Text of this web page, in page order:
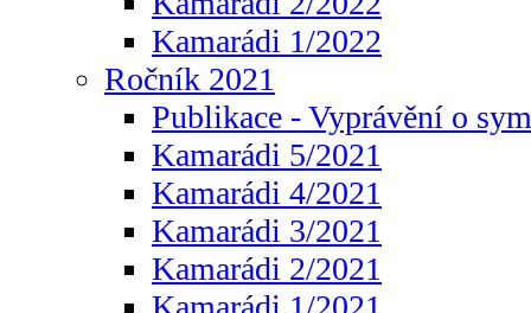
Kamarádi 1/2022
Ročník 2021
Publikace - Vyprávění o
Kamarádi 5/2021
Kamarádi 4/2021
Kamarádi 3/2021
Kamarádi 2/2021